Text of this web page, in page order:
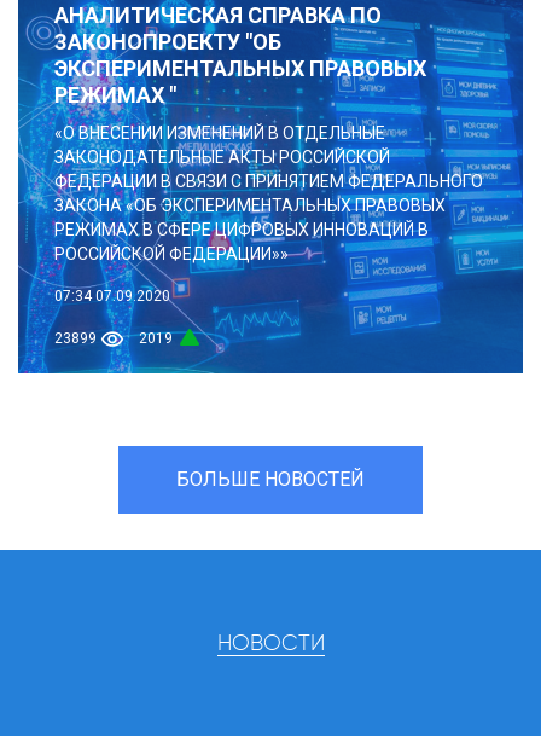
АНАЛИТИЧЕСКАЯ СПРАВКА ПО
ЗАКОНОПРОЕКТУ "ОБ
ЭКСПЕРИМЕНТАЛЬНЫХ ПРАВОВЫХ
РЕЖИМАХ "
«О ВНЕСЕНИИ ИЗМЕНЕНИЙ В ОТДЕЛЬНЫЕ
ЗАКОНОДАТЕЛЬНЫЕ АКТЫ РОССИЙСКОЙ
ФЕДЕРАЦИИ В СВЯЗИ С ПРИНЯТИЕМ ФЕДЕРАЛЬНОГО
ЗАКОНА «ОБ ЭКСПЕРИМЕНТАЛЬНЫХ ПРАВОВЫХ
РЕЖИМАХ В СФЕРЕ ЦИФРОВЫХ ИННОВАЦИЙ В
РОССИЙСКОЙ ФЕДЕРАЦИИ»»
07:34 07.09.2020
23899 2019
БОЛЬШЕ НОВОСТЕЙ
НОВОСТИ